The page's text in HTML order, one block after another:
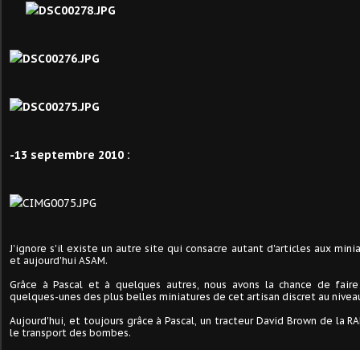
-13 septembre 2010 :
J'ignore s'il existe un autre site qui consacre autant d'articles aux
et aujourd'hui ASAM.
Grâce à Pascal et à quelques autres, nous avons la chance de
quelques-unes des plus belles miniatures de cet artisan discret au
Aujourd'hui, et toujours grâce à Pascal, un tracteur David Brown de la
le transport des bombes.